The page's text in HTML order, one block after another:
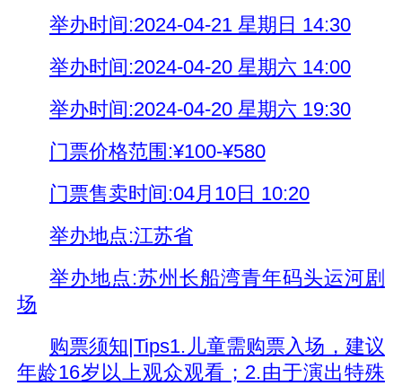
举办时间:2024-04-21 星期日 14:30
举办时间:2024-04-20 星期六 14:00
举办时间:2024-04-20 星期六 19:30
门票价格范围:¥100-¥580
门票售卖时间:04月10日 10:20
举办地点:江苏省
举办地点:苏州长船湾青年码头运河剧
场
购票须知|Tips1.儿童需购票入场，建议
年龄16岁以上观众观看；2.由于演出特殊